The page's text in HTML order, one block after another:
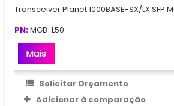
Transceiver Planet 1000BASE-SX/LX SFP
PN:MGB-L50
Mais
Solicitar Orçamento
Adicionar à comparação